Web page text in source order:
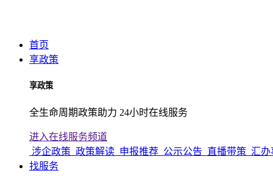
首页
享政策
享政策
全生命周期政策助力 24小时在线服务
进入在线服务频道
涉企政策 政策解读 申报推荐 公示公告 直播带策 汇办
找服务